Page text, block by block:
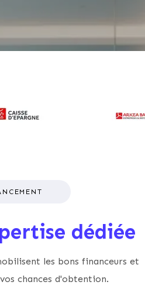
dédiée
les bons financeurs et
chances d'obtention.